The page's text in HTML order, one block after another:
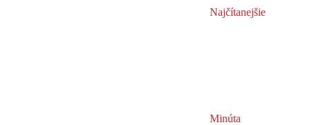
Najčítanejšie
Minúta